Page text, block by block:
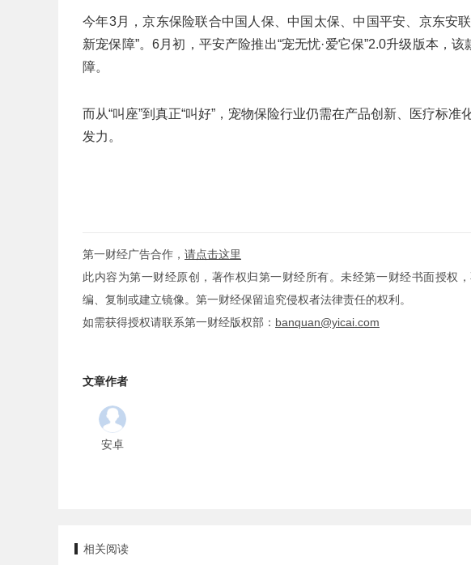
今年3月，京东保险联合中国人保、中国太保、中国平安、京东安
新宠保障”。6月初，平安产险推出“宠无忧·爱它保”2.0升级版本，
障。
而从“叫座”到真正“叫好”，宠物保险行业仍需在产品创新、医疗标
发力。
第一财经广告合作， 请点击这里
此内容为第一财经原创，著作权归第一财经所有。未经第一财经书面授权
编、复制或建立镜像。第一财经保留追究侵权者法律责任的权利。
如需获得授权请联系第一财经版权部： banquan@yicai.com
文章作者
安卓
相关阅读